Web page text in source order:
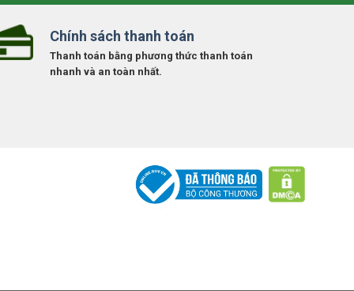
Chính sách thanh toán
Thanh toán bằng phương thức thanh toán
nhanh và an toàn nhất.